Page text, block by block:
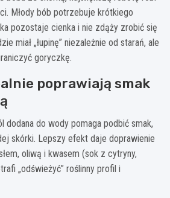
Młody bób potrzebuje krótkiego
pozostaje cienka i nie zdąży zrobić się
miał „łupinę” niezależnie od starań, ale
goryczkę.
poprawiają smak
dodana do wody pomaga podbić smak,
skórki. Lepszy efekt daje doprawienie
oliwą i kwasem (sok z cytryny,
„odświeżyć” roślinny profil i